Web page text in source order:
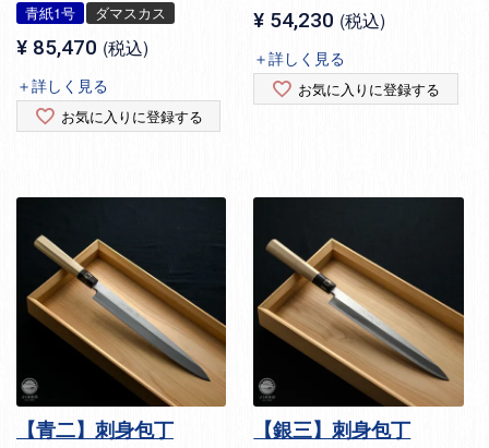
青紙1号 ダマスカス
¥ 85,470 税込
＋詳しく見る
お気に入りに登録する
¥ 54,230 税込
＋詳しく見る
お気に入りに登録する
【青二】刺身包丁 【銀三】刺身包丁